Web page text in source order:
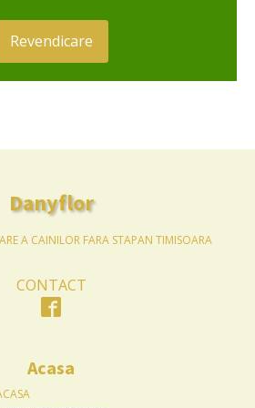
Revendicare
Danyflor
A CAINILOR FARA STAPAN TIMISOARA
CONTACT
Acasa